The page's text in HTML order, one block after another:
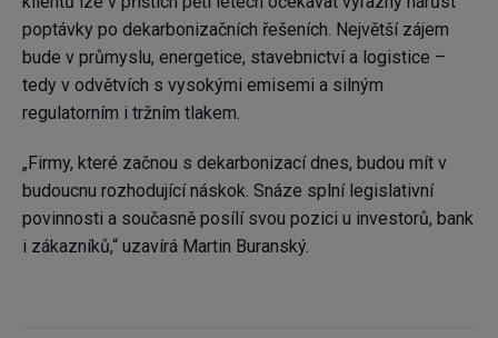
poptávky po dekarbonizačních řešeních. Největší zájem
bude v průmyslu, energetice, stavebnictví a logistice –
tedy v odvětvích s vysokými emisemi a silným
regulatorním i tržním tlakem.
„Firmy, které začnou s dekarbonizací dnes, budou mít v
budoucnu rozhodující náskok. Snáze splní legislativní
povinnosti a současně posílí svou pozici u investorů, bank
i zákazníků,“ uzavírá Martin Buranský.